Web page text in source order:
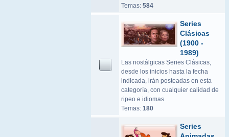
Temas: 584
Series
Clásicas
(1900 -
1989)
Las nostálgicas Series Clásicas,
desde los inicios hasta la fecha
indicada, irán posteadas en esta
categoría, con cualquier calidad de
ripeo e idiomas.
Temas: 180
Series